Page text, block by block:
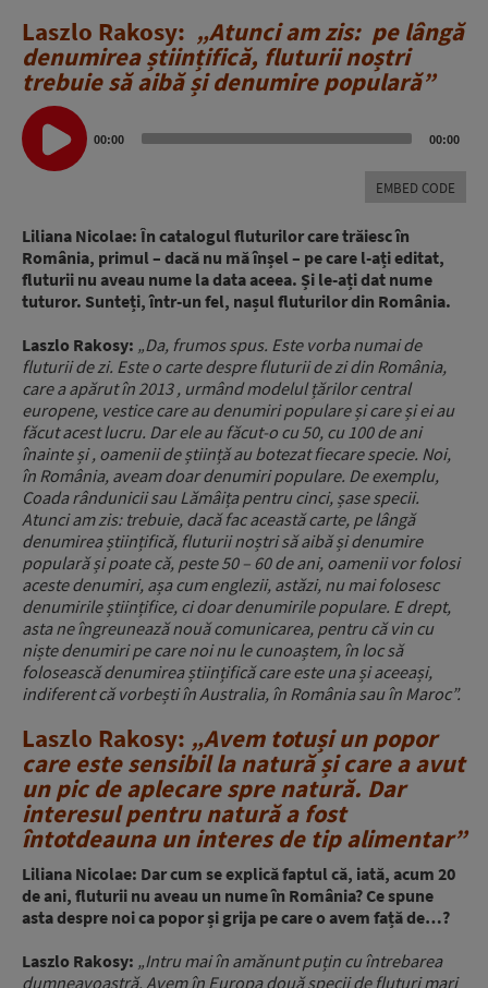
Laszlo Rakosy: „Atunci am zis: pe lângă
denumirea științifică, fluturii noștri
trebuie să aibă și denumire populară”
Audio
Player
00:00 00:00
EMBED CODE
Liliana Nicolae: În catalogul fluturilor care trăiesc în
România, primul – dacă nu mă înșel – pe care l-ați editat,
fluturii nu aveau nume la data aceea. Și le-ați dat nume
tuturor. Sunteți, într-un fel, nașul fluturilor din România.
Laszlo Rakosy: „Da, frumos spus. Este vorba numai de
fluturii de zi. Este o carte despre fluturii de zi din România,
care a apărut în 2013 , urmând modelul țărilor central
europene, vestice care au denumiri populare și care și ei au
făcut acest lucru. Dar ele au făcut-o cu 50, cu 100 de ani
înainte și , oamenii de știință au botezat fiecare specie. Noi,
în România, aveam doar denumiri populare. De exemplu,
Coada rândunicii sau Lămâița pentru cinci, șase specii.
Atunci am zis: trebuie, dacă fac această carte, pe lângă
denumirea științifică, fluturii noștri să aibă și denumire
populară și poate că, peste 50 – 60 de ani, oamenii vor folosi
aceste denumiri, așa cum englezii, astăzi, nu mai folosesc
denumirile științifice, ci doar denumirile populare. E drept,
asta ne îngreunează nouă comunicarea, pentru că vin cu
niște denumiri pe care noi nu le cunoaștem, în loc să
folosească denumirea științifică care este una și aceeași,
indiferent că vorbești în Australia, în România sau în Maroc”.
Laszlo Rakosy: „Avem totuși un popor
care este sensibil la natură și care a avut
un pic de aplecare spre natură. Dar
interesul pentru natură a fost
întotdeauna un interes de tip alimentar”
Liliana Nicolae: Dar cum se explică faptul că, iată, acum 20
de ani, fluturii nu aveau un nume în România? Ce spune
asta despre noi ca popor și grija pe care o avem față de…?
Laszlo Rakosy: „Intru mai în amănunt puțin cu întrebarea
dumneavoastră. Avem în Europa două specii de fluturi mari